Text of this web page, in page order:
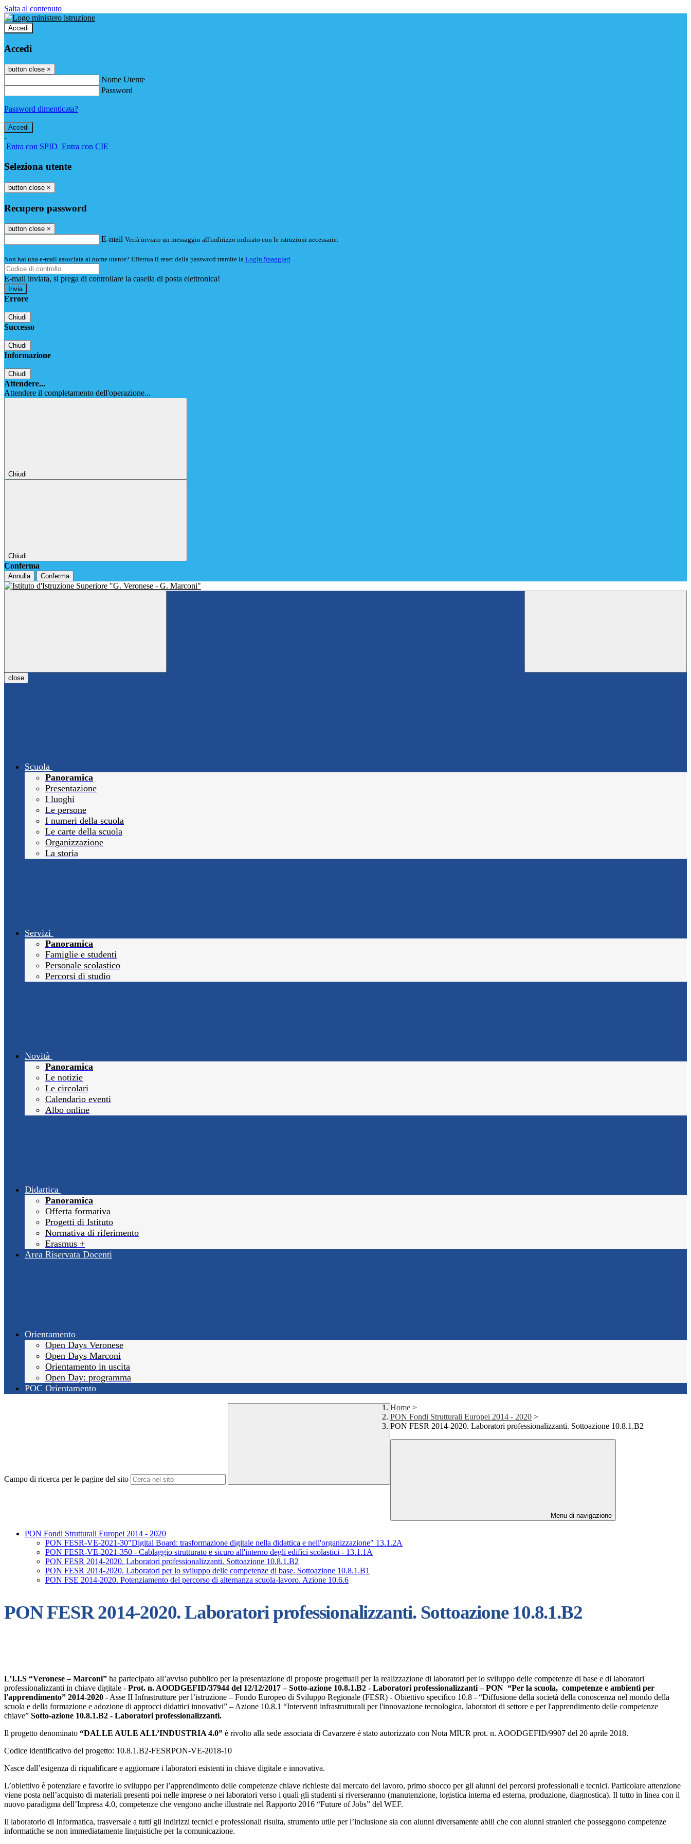
Salta al contenuto
Accedi
Accedi
button close ×
Nome Utente
Password
Password dimenticata?
-
Entra con SPID Entra con CIE
Seleziona utente
button close ×
Recupero password
button close ×
E-mail Verrà inviato un messaggio all'indirizzo indicato con le istruzioni necessarie.
Non hai una e-mail associata al nome utente? Effettua il reset della password tramite la Login Spaggiari
E-mail inviata, si prega di controllare la casella di posta elettronica!
Errore
Chiudi
Successo
Chiudi
Informazione
Chiudi
Attendere...
Attendere il completamento dell'operazione...
Chiudi
Chiudi
Conferma
Annulla Conferma
close
Scuola
Panoramica
Presentazione
I luoghi
Le persone
I numeri della scuola
Le carte della scuola
Organizzazione
La storia
Servizi
Panoramica
Famiglie e studenti
Personale scolastico
Percorsi di studio
Novità
Panoramica
Le notizie
Le circolari
Calendario eventi
Albo online
Didattica
Panoramica
Offerta formativa
Progetti di Istituto
Normativa di riferimento
Erasmus +
Area Riservata Docenti
Orientamento
Open Days Veronese
Open Days Marconi
Orientamento in uscita
Open Day: programma
POC Orientamento
Campo di ricerca per le pagine del sito
Home >
PON Fondi Strutturali Europei 2014 - 2020 >
PON FESR 2014-2020. Laboratori professionalizzanti. Sottoazione 10.8.1.B2
Menu di navigazione
PON Fondi Strutturali Europei 2014 - 2020
PON FESR-VE-2021-30"Digital Board: trasformazione digitale nella didattica e nell'organizzazione" 13.1.2A
PON FESR-VE-2021-350 - Cablaggio strutturato e sicuro all'interno degli edifici scolastici - 13.1.1A
PON FESR 2014-2020. Laboratori professionalizzanti. Sottoazione 10.8.1.B2
PON FESR 2014-2020. Laboratori per lo sviluppo delle competenze di base. Sottoazione 10.8.1.B1
PON FSE 2014-2020. Potenziamento del percorso di alternanza scuola-lavoro. Azione 10.6.6
PON FESR 2014-2020. Laboratori professionalizzanti. Sottoazione 10.8.1.B2
L’I.I.S “Veronese – Marconi” ha partecipato all’avviso pubblico per la presentazione di proposte progettuali per la realizzazione di laboratori per lo sviluppo delle competenze di base e di laboratori
professionalizzanti in chiave digitale - Prot. n. AOODGEFID/37944 del 12/12/2017 – Sotto-azione 10.8.1.B2 - Laboratori professionalizzanti – PON “Per la scuola, competenze e ambienti per
l'apprendimento” 2014-2020 - Asse II Infrastrutture per l’istruzione – Fondo Europeo di Sviluppo Regionale (FESR) - Obiettivo specifico 10.8 - “Diffusione della società della conoscenza nel mondo della
scuola e della formazione e adozione di approcci didattici innovativi” – Azione 10.8.1 “Interventi infrastrutturali per l'innovazione tecnologica, laboratori di settore e per l'apprendimento delle competenze
chiave” Sotto-azione 10.8.1.B2 - Laboratori professionalizzanti.
Il progetto denominato “DALLE AULE ALL’INDUSTRIA 4.0” è rivolto alla sede associata di Cavarzere è stato autorizzato con Nota MIUR prot. n. AOODGEFID/9907 del 20 aprile 2018.
Codice identificativo del progetto: 10.8.1.B2-FESRPON-VE-2018-10
Nasce dall’esigenza di riqualificare e aggiornare i laboratori esistenti in chiave digitale e innovativa.
L’obiettivo è potenziare e favorire lo sviluppo per l’apprendimento delle competenze chiave richieste dal mercato del lavoro, primo sbocco per gli alunni dei percorsi professionali e tecnici. Particolare attenzione
viene posta nell’acquisto di materiali presenti poi nelle imprese o nei laboratori verso i quali gli studenti si riverseranno (manutenzione, logistica interna ed esterna, produzione, diagnostica). Il tutto in linea con il
nuovo paradigma dell’Impresa 4.0, competenze che vengono anche illustrate nel Rapporto 2016 “Future of Jobs” del WEF.
Il laboratorio di Informatica, trasversale a tutti gli indirizzi tecnici e professionali risulta, strumento utile per l’inclusione sia con alunni diversamente abili che con alunni stranieri che posseggono competenze
informatiche se non immediatamente linguistiche per la comunicazione.